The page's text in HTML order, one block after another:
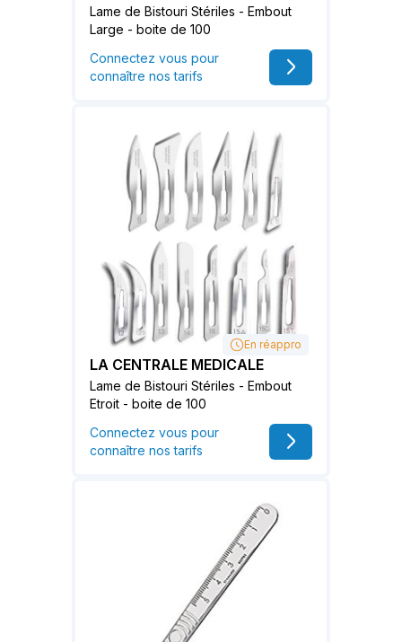
Lame de Bistouri Stériles - Embout
Large - boite de 100
Connectez vous pour
connaître nos tarifs
En réappro
LA CENTRALE MEDICALE
Lame de Bistouri Stériles - Embout
Etroit - boite de 100
Connectez vous pour
connaître nos tarifs